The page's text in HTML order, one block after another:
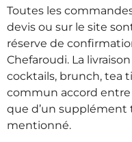
Toutes les
devis ou sur le site
réserve de
Chefaroudi. La
cocktails, brunch, tea
commun accord entre
que d’un supplément
mentionné.